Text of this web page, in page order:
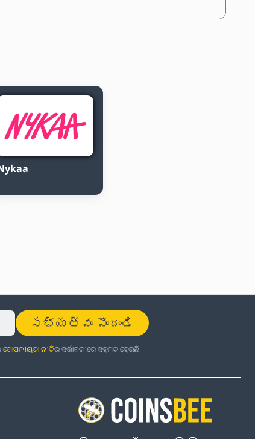
సభ్యత్వం పొందండి
ଗୋପନୀୟତା ନୀତିର ସର୍ତ୍ତାବଳୀରେ ସହମତ ହେଉଛି।